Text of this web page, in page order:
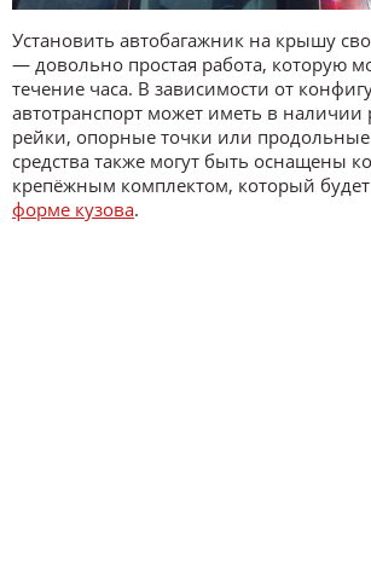
Установить автобагажник на крышу
— довольно простая работа, которую
течение часа. В зависимости от
автотранспорт может иметь в
рейки, опорные точки или
средства также могут быть оснащены
крепёжным комплектом, который будет
форме кузова.